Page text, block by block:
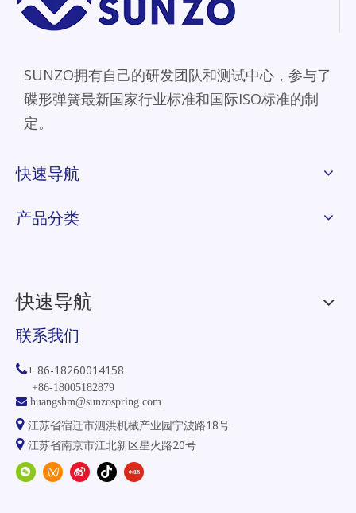
SUNZO拥有自己的研发团队和测试中心，参与了
碟形弹簧最新国家行业标准和国际ISO标准的制
定。
快速导航
产品分类
快速导航
联系我们
+ 86-18260014158
+86-18005182879
 huangshm@sunzospring.com
 江苏省宿迁市泗洪机械产业园宁波路18号
 江苏省南京市江北新区星火路20号